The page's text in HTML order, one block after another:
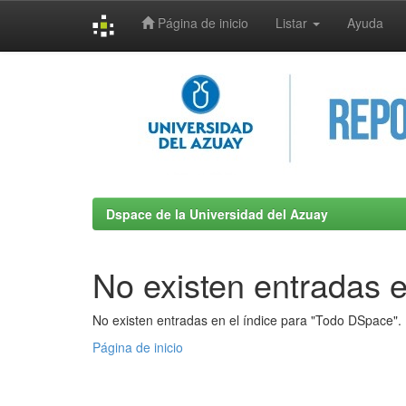
Página de inicio Listar Ayuda
Dspace de la Universidad del Azuay
No existen entradas
No existen entradas en el índice para "Todo DSpace".
Página de inicio